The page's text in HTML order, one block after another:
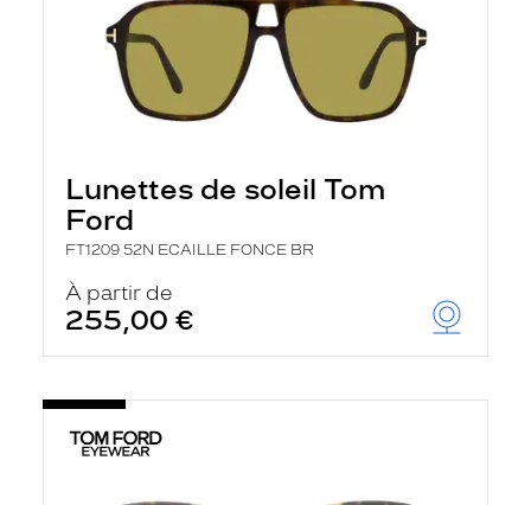
Lunettes de soleil Tom
Ford
FT1209 52N ECAILLE FONCE BR
À partir de
255,00 €